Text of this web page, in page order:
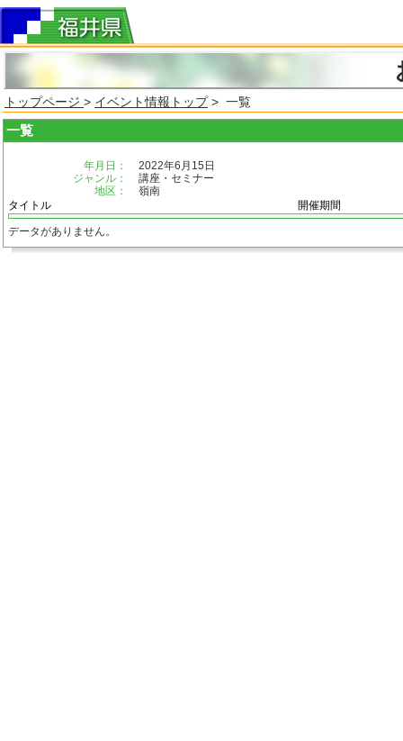
トップページ > イベント情報トップ> 一覧
一覧
年月日：
2022年6月15日
ジャンル：
講座・セミナー
地区：
嶺南
タイトル
開催期間
データがありません。